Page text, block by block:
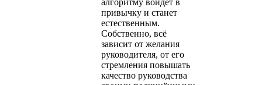
привычку и станет
естественным.
Собственно, всё
зависит от желания
руководителя, от его
стремления повышать
качество руководства